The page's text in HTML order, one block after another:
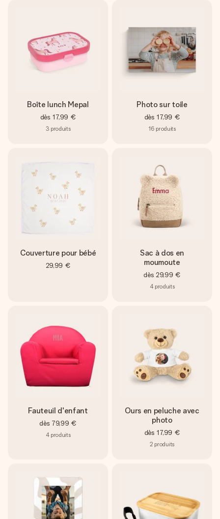
Boîte lunch Mepal
dès 17,99 €
3 produits
Photo sur toile
dès 17,99 €
16 produits
Couverture pour bébé
29,99 €
Sac à dos en
moumoute
dès 29,99 €
4 produits
Fauteuil d'enfant
dès 79,99 €
4 produits
Ours en peluche avec
photo
dès 17,99 €
2 produits